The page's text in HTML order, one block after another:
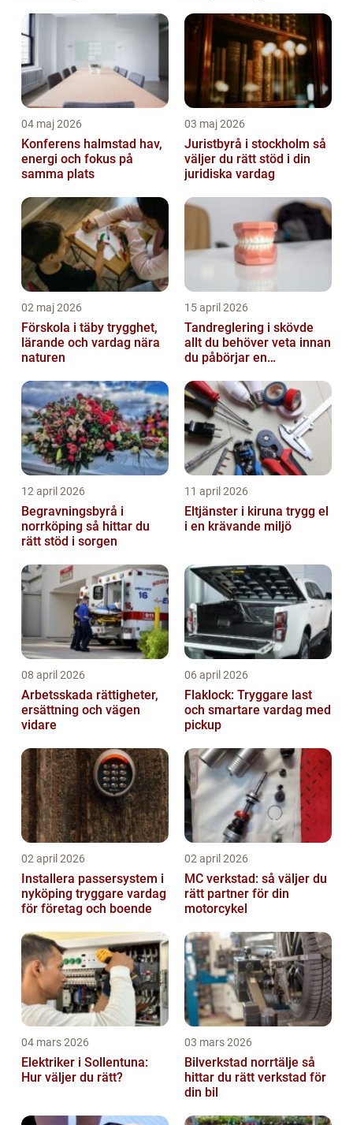
04 maj 2026
Konferens halmstad hav,
energi och fokus på
samma plats
03 maj 2026
Juristbyrå i stockholm så
väljer du rätt stöd i din
juridiska vardag
02 maj 2026
Förskola i täby trygghet,
lärande och vardag nära
naturen
15 april 2026
Tandreglering i skövde
allt du behöver veta innan
du påbörjar en
12 april 2026
Begravningsbyrå i
norrköping så hittar du
rätt stöd i sorgen
11 april 2026
Eltjänster i kiruna trygg el
i en krävande miljö
08 april 2026
Arbetsskada rättigheter,
ersättning och vägen
vidare
06 april 2026
Flaklock: Tryggare last
och smartare vardag med
pickup
02 april 2026
Installera passersystem i
nyköping tryggare vardag
för företag och boende
02 april 2026
MC verkstad: så väljer du
rätt partner för din
motorcykel
04 mars 2026
Elektriker i Sollentuna:
Hur väljer du rätt?
03 mars 2026
Bilverkstad norrtälje så
hittar du rätt verkstad för
din bil